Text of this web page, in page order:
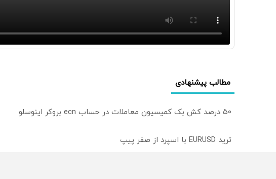
مطالب پیشنهادی
۵۰ درصد کش بک کمیسیون معاملات در حساب ecn بروکر اینوسلو
ترید EURUSD با اسپرد از صفر پیپ